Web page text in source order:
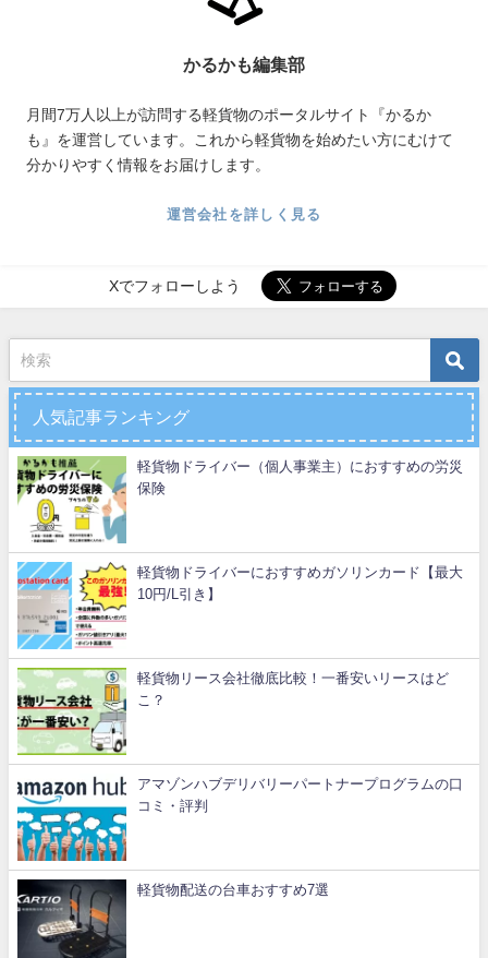
かるかも編集部
月間7万人以上が訪問する軽貨物のポータルサイト『かるか
も』を運営しています。これから軽貨物を始めたい方にむけて
分かりやすく情報をお届けします。
運営会社を詳しく見る
Xでフォローしよう
人気記事ランキング
軽貨物ドライバー（個人事業主）におすすめの労災
保険
軽貨物ドライバーにおすすめガソリンカード【最大
10円/L引き】
軽貨物リース会社徹底比較！一番安いリースはど
こ？
アマゾンハブデリバリーパートナープログラムの口
コミ・評判
軽貨物配送の台車おすすめ7選